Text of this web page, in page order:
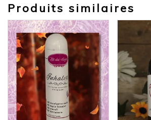
Produits similaires